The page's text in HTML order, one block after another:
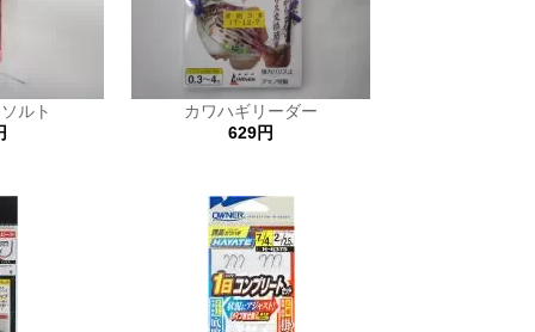
ルト
カワハギリーダー
629円